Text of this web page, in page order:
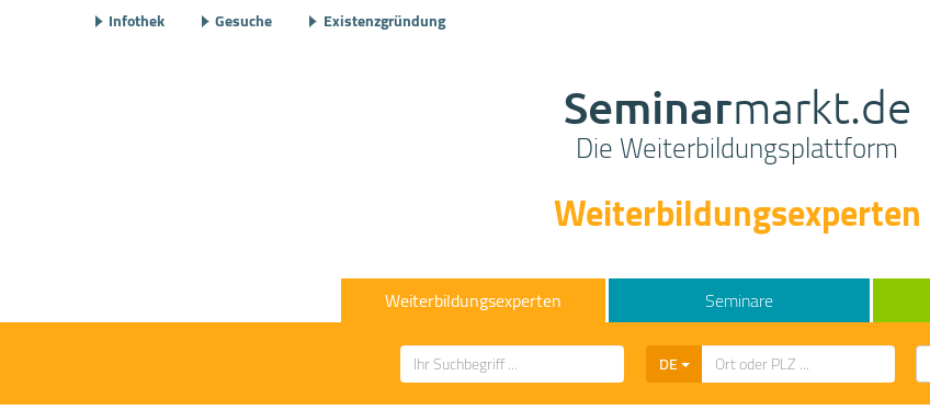
Infothek Gesuche Existenzgründung
Seminarmarkt.de
Die Weiterbildungsplattform
Weiterbildungsexperten
Weiterbildungsexperten Seminare
DE